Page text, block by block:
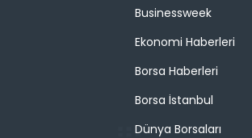
Businessweek
Ekonomi Haberleri
Borsa Haberleri
Borsa İstanbul
Dünya Borsaları